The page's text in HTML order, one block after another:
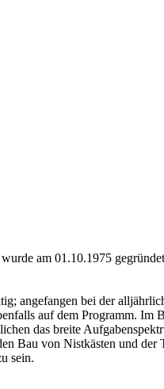
am 01.10.1975
angefangen bei der
auf dem Programm.
das breite
Bau von Nistkästen und
sein.